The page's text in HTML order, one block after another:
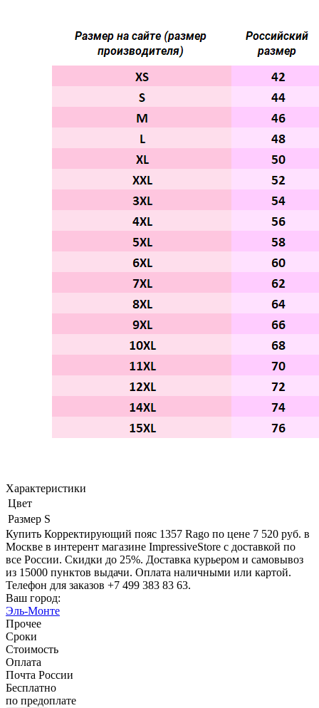
Характеристики
Цвет
Размер S
Купить Корректирующий пояс 1357 Rago по цене 7 520 руб. в
Москве в интерент магазине ImpressiveStore с доставкой по
все России. Скидки до 25%. Доставка курьером и самовывоз
из 15000 пунктов выдачи. Оплата наличными или картой.
Телефон для заказов +7 499 383 83 63.
Ваш город:
Эль-Монте
Прочее
Сроки
Стоимость
Оплата
Почта России
Бесплатно
по предоплате